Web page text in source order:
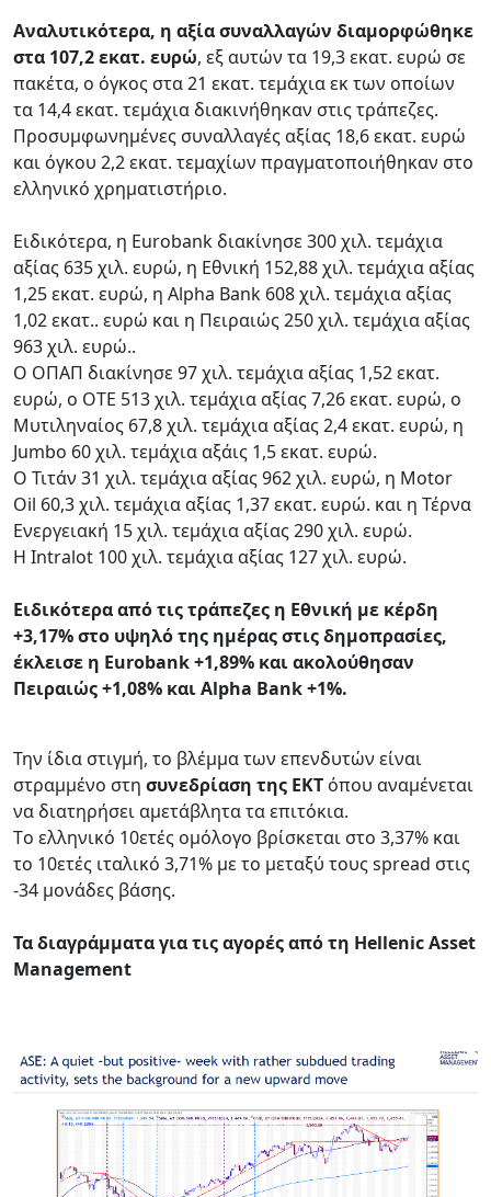
Αναλυτικότερα, η αξία συναλλαγών διαμορφώθηκε
στα 107,2 εκατ. ευρώ, εξ αυτών τα 19,3 εκατ. ευρώ σε
πακέτα, ο όγκος στα 21 εκατ. τεμάχια εκ των οποίων
τα 14,4 εκατ. τεμάχια διακινήθηκαν στις τράπεζες.
Προσυμφωνημένες συναλλαγές αξίας 18,6 εκατ. ευρώ
και όγκου 2,2 εκατ. τεμαχίων πραγματοποιήθηκαν στο
ελληνικό χρηματιστήριο.
Ειδικότερα, η Eurobank διακίνησε 300 χιλ. τεμάχια
αξίας 635 χιλ. ευρώ, η Εθνική 152,88 χιλ. τεμάχια αξίας
1,25 εκατ. ευρώ, η Alpha Bank 608 χιλ. τεμάχια αξίας
1,02 εκατ.. ευρώ και η Πειραιώς 250 χιλ. τεμάχια αξίας
963 χιλ. ευρώ..
Ο ΟΠΑΠ διακίνησε 97 χιλ. τεμάχια αξίας 1,52 εκατ.
ευρώ, ο ΟΤΕ 513 χιλ. τεμάχια αξίας 7,26 εκατ. ευρώ, ο
Μυτιληναίος 67,8 χιλ. τεμάχια αξίας 2,4 εκατ. ευρώ, η
Jumbo 60 χιλ. τεμάχια αξάις 1,5 εκατ. ευρώ.
Ο Τιτάν 31 χιλ. τεμάχια αξίας 962 χιλ. ευρώ, η Motor
Oil 60,3 χιλ. τεμάχια αξίας 1,37 εκατ. ευρώ. και η Τέρνα
Ενεργειακή 15 χιλ. τεμάχια αξίας 290 χιλ. ευρώ.
Η Intralot 100 χιλ. τεμάχια αξίας 127 χιλ. ευρώ.
Ειδικότερα από τις τράπεζες η Εθνική με κέρδη
+3,17% στο υψηλό της ημέρας στις δημοπρασίες,
έκλεισε η Eurobank +1,89% και ακολούθησαν
Πειραιώς +1,08% και Alpha Bank +1%.
Την ίδια στιγμή, το βλέμμα των επενδυτών είναι
στραμμένο στη συνεδρίαση της ΕΚΤ όπου αναμένεται
να διατηρήσει αμετάβλητα τα επιτόκια.
Tο ελληνικό 10ετές ομόλογο βρίσκεται στο 3,37% και
το 10ετές ιταλικό 3,71% με το μεταξύ τους spread στις
-34 μονάδες βάσης.
Τα διαγράμματα για τις αγορές από τη Hellenic Asset
Management